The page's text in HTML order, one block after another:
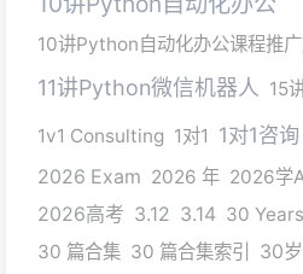
10讲Python自动化办公课程推
11讲Python微信机器人 15
1v1 Consulting 1对1 1对1咨询
2026 Exam 2026 年 2026学
2026高考 3.12 3.14 30
30 篇合集 30 篇合集索引 30岁